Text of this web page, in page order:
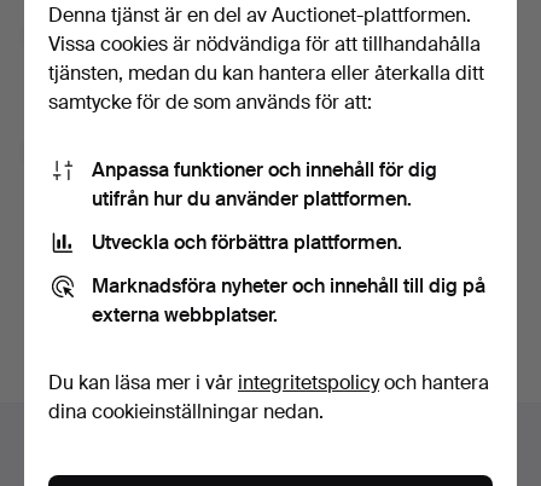
Prenumerera på Auctionets nyhetsbrev. (frivilligt)
Med bl.a. experttips, utvalda föremål och inspiration. Om du
ångrar dig kan du enkelt avsluta prenumerationen.
användarvillkoren,köpvillkoren samt bekräftar att jag
har tagit del avintegritetspolicyn.
Skapa konto
Sidfotsnavigation
Kontakta support
Denna tjänst är en del av Auctionet-plattformen.
Vissa cookies är nödvändiga för att tillhandahålla
tjänsten, medan du kan hantera eller återkalla ditt
samtycke för de som används för att:
Anpassa funktioner och innehåll för dig
utifrån hur du använder plattformen.
Utveckla och förbättra plattformen.
Marknadsföra nyheter och innehåll till dig på
externa webbplatser.
Du kan läsa mer i vår integritetspolicyoch hantera
dina cookieinställningar nedan.